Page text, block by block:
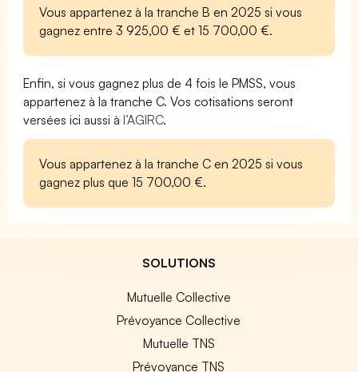
Vous appartenez à la tranche B en 2025 si vous
gagnez entre 3 925,00 € et 15 700,00 €.
Enfin, si vous gagnez plus de 4 fois le PMSS, vous
appartenez à la tranche C. Vos cotisations seront
versées ici aussi àl’AGIRC.
Vous appartenez à la tranche C en 2025 si vous
gagnez plus que 15 700,00 €.
SOLUTIONS
Mutuelle Collective
Prévoyance Collective
Mutuelle TNS
Prévoyance TNS